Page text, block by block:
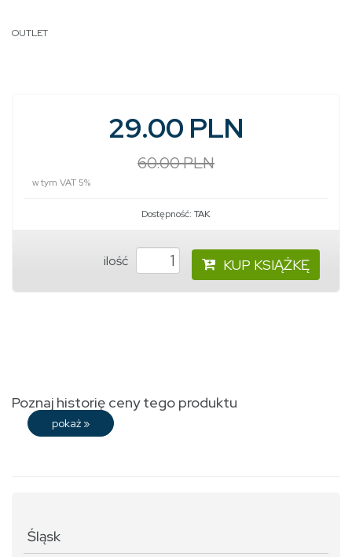
OUTLET
29.00 PLN
60.00 PLN
w tym VAT 5%
Dostępność: TAK
ilość KUP KSIĄŻKĘ
Poznaj historię ceny tego produktu
pokaż »
Śląsk